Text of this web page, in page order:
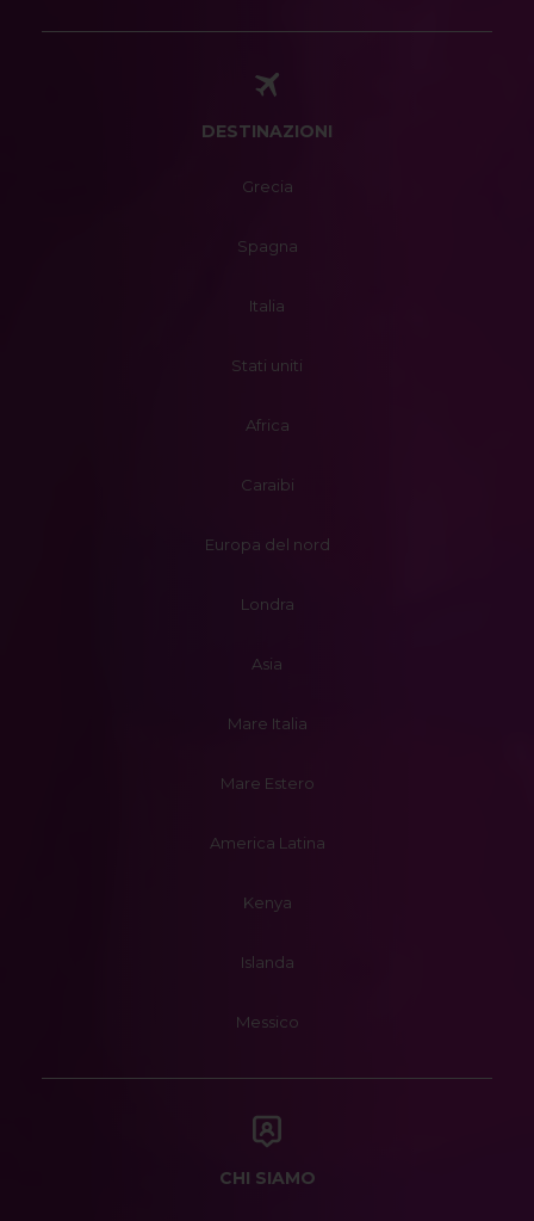
DESTINAZIONI
Grecia
Spagna
Italia
Stati uniti
Africa
Caraibi
Europa del nord
Londra
Asia
Mare Italia
Mare Estero
America Latina
Kenya
Islanda
Messico
CHI SIAMO